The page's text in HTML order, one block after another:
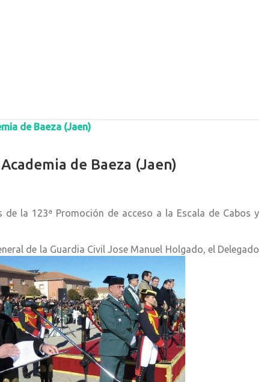
de Baeza (Jaen)
de Baeza (Jaen)
la 123ª Promoción de acceso a la Escala de Cabos y
de la Guardia Civil Jose Manuel Holgado, el Delegado